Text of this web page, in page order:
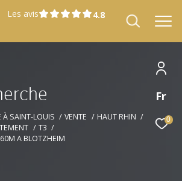
Fr
0
Les avis
erche
À SAINT-LOUIS VENTE
HAUT RHIN
T3
A BLOTZHEIM
recherche
qui correspond à vos